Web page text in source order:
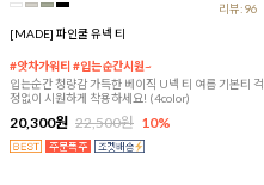
리뷰:96
[MADE] 파인쿨 유넥 티
#앗차가워티 #입는순간시원~
입는순간 청량감 가득한 베이직 U넥 티 여름 기본티 걱
정없이 시원하게 착용하세요! (4color)
20,300원 22,500원 10%